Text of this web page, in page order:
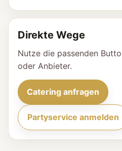
Direkte Wege
Nutze die passenden
oder Anbieter.
Catering anfragen
Partyservice anmelden